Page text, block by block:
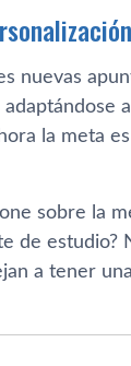
nuevas
adaptándose
la meta
sobre la
de estudio?
a tener